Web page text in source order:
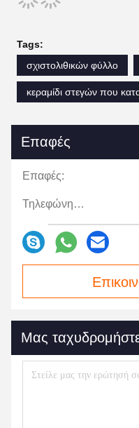
Tags:
σχιστολιθικών φύλλο
κεραμίδι στεγών που
Επαφές
Επαφές:
Τηλεφώνημα:
Μας